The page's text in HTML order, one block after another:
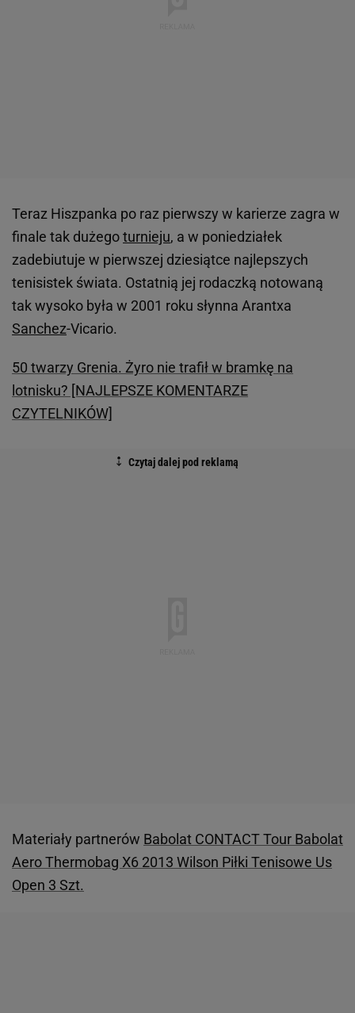
Teraz Hiszpanka po raz pierwszy w karierze zagra w
finale tak dużegoturnieju, a w poniedziałek
zadebiutuje w pierwszej dziesiątce najlepszych
tenisistek świata. Ostatnią jej rodaczką notowaną
tak wysoko była w 2001 roku słynna Arantxa
Sanchez-Vicario.
50 twarzy Grenia. Żyro nie trafił w bramkę na
lotnisku? [NAJLEPSZE KOMENTARZE
CZYTELNIKÓW]
Materiały partnerów Babolat CONTACT Tour Babolat
Aero Thermobag X6 2013 Wilson Piłki Tenisowe Us
Open 3 Szt.